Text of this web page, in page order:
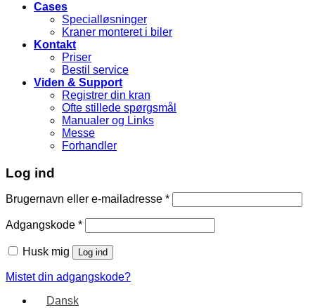
Cases
Specialløsninger
Kraner monteret i biler
Kontakt
Priser
Bestil service
Viden & Support
Registrer din kran
Ofte stillede spørgsmål
Manualer og Links
Messe
Forhandler
Log ind
Brugernavn eller e-mailadresse *
Adgangskode *
Husk mig Log ind
Mistet din adgangskode?
Dansk